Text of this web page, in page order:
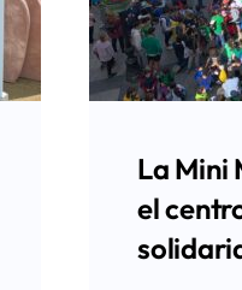
La Mini
el